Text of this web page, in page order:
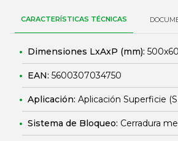
CARACTERÍSTICAS TÉCNICAS
Dimensiones LxAxP (mm):
EAN: 5600307034750
Aplicación: Aplicación Superficie
Sistema de Bloqueo: Cerradura